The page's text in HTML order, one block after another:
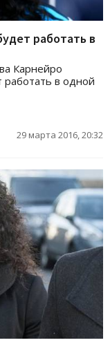
работать в
Карнейро
работать в одной
29 марта 2016, 20:32